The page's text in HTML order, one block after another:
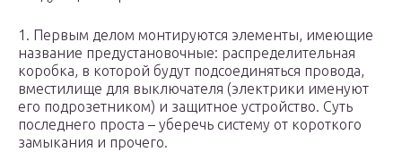
1. Первым делом монтируются элементы, имеющие
название предустановочные: распределительная
коробка, в которой будут подсоединяться провода,
вместилище для выключателя (электрики именуют
его подрозетником) и защитное устройство. Суть
последнего проста – уберечь систему от короткого
замыкания и прочего.